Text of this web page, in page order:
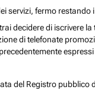
fermo restando
decidere di iscrivere
di telefonate
del Registro